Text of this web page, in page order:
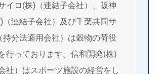
イロ(株)（連結子会社）、阪神
（連結子会社）及び千葉共同サ
持分法適用会社）は穀物の荷役
行っております。信和開発(株)
社）はスポーツ施設の経営をし